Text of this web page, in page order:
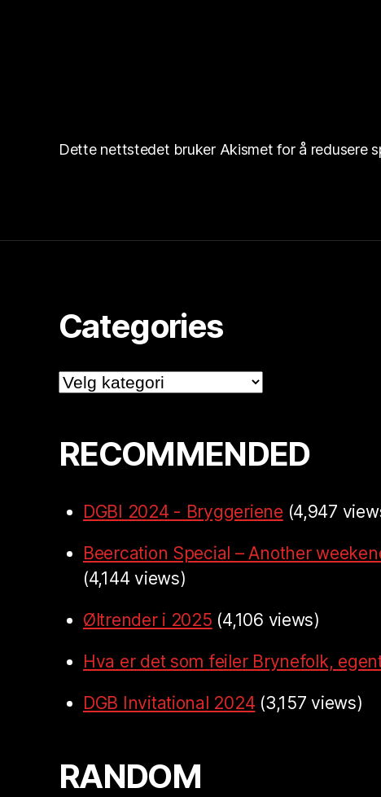
Dette nettstedet bruker Akismet for å redusere
Categories
Categories
RECOMMENDED
DGBI 2024 - Bryggeriene (4,947
Beercation Special – Another
(4,144 views)
Øltrender i 2025 (4,106 views)
Hva er det som feiler Brynefolk,
DGB Invitational 2024 (3,157 views)
RANDOM